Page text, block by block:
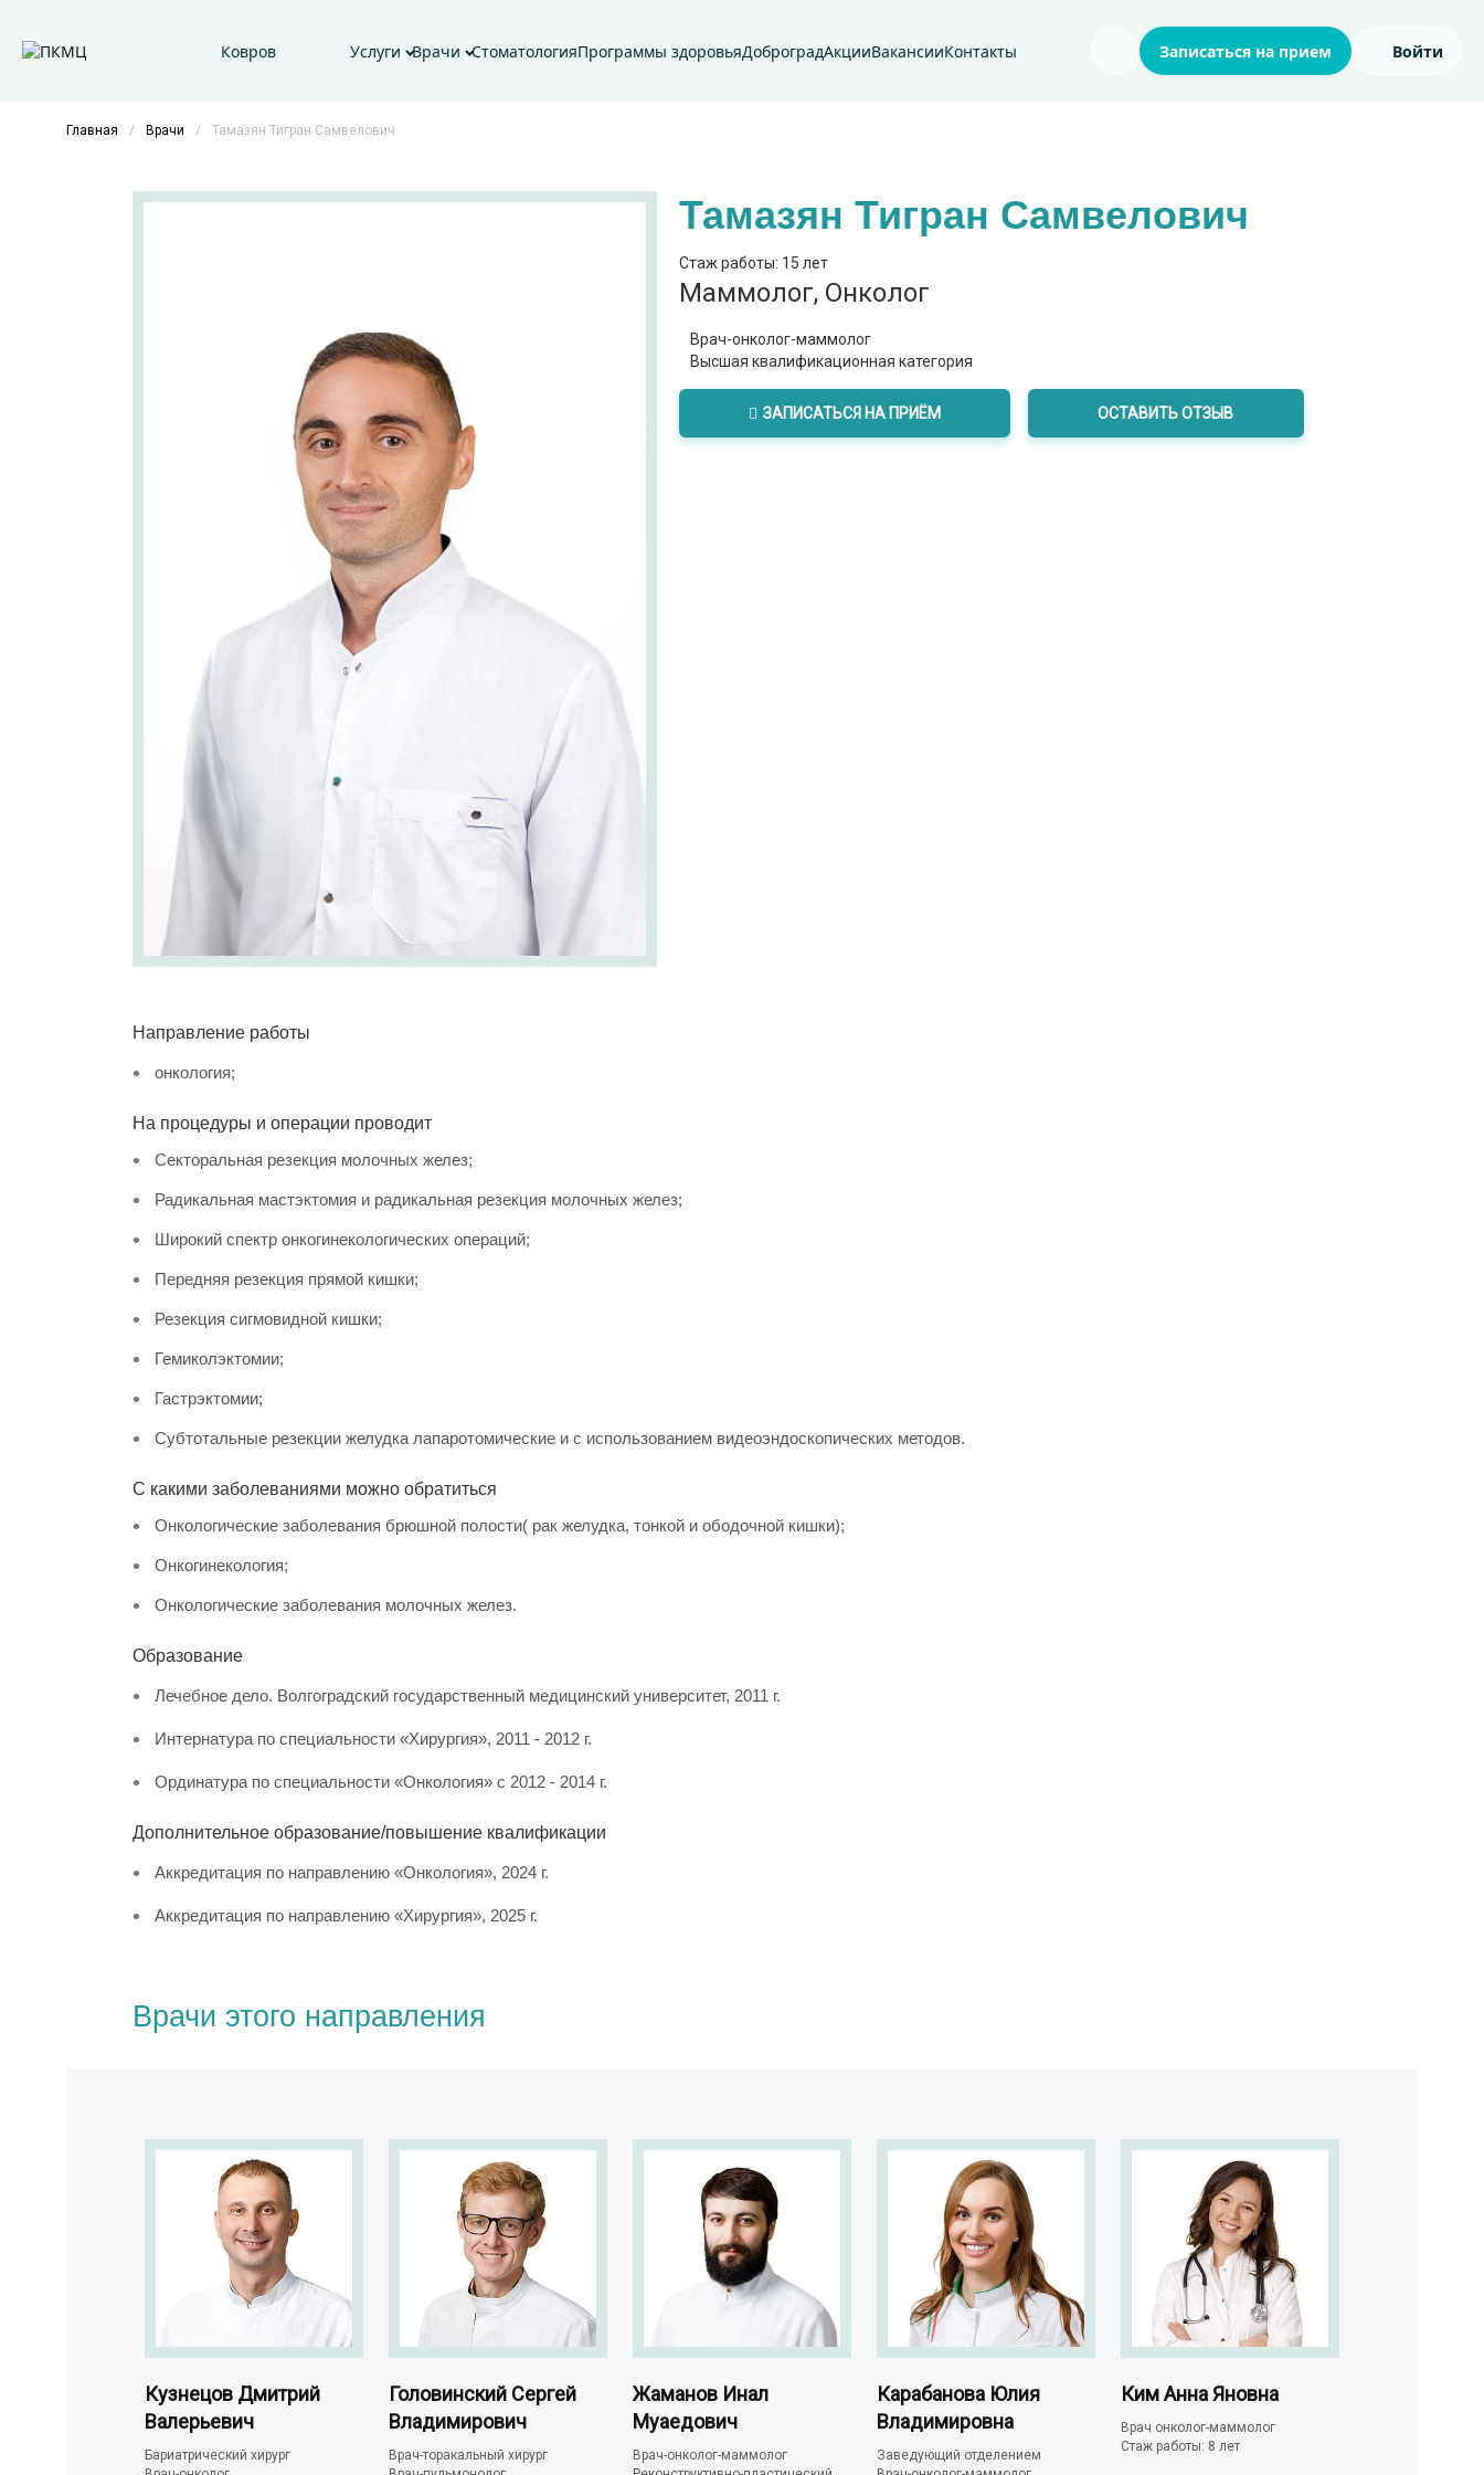
Ковров Услуги Врачи СтоматологияПрограммы здоровьяДоброградАкцииВакансииКонтакты Поиск по сайтуЗаписаться на прием Войти
Главная / Врачи / Тамазян Тигран Самвелович
Тамазян Тигран Самвелович
Стаж работы: 15 лет
Маммолог, Онколог
Врач-онколог-маммолог
Высшая квалификационная категория
ЗАПИСАТЬСЯ НА ПРИЁМ ОСТАВИТЬ ОТЗЫВ
Направление работы
онкология;
На процедуры и операции проводит
Секторальная резекция молочных желез;
Радикальная мастэктомия и радикальная резекция молочных желез;
Широкий спектр онкогинекологических операций;
Передняя резекция прямой кишки;
Резекция сигмовидной кишки;
Гемиколэктомии;
Гастрэктомии;
Cубтотальные резекции желудка лапаротомические и с использованием видеоэндоскопических методов.
С какими заболеваниями можно обратиться
Онкологические заболевания брюшной полости( рак желудка, тонкой и ободочной кишки);
Онкогинекология;
Онкологические заболевания молочных желез.
Образование
Лечебное дело. Волгоградский государственный медицинский университет, 2011 г.
Интернатура по специальности «Хирургия», 2011 - 2012 г.
Ординатура по специальности «Онкология» с 2012 - 2014 г.
Дополнительное образование/повышение квалификации
Аккредитация по направлению «Онкология», 2024 г.
Аккредитация по направлению «Хирургия», 2025 г.
Врачи этого направления
Кузнецов Дмитрий
Валерьевич
Бариатрический хирург
Головинский Сергей
Владимирович
Врач-торакальный хирург
Жаманов Инал
Муаедович
Врач-онколог-маммолог
Карабанова Юлия
Владимировна
Заведующий отделением
Ким Анна Яновна
Врач онколог-маммолог
Стаж работы: 8 лет